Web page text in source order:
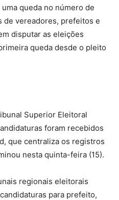
queda no número de
de vereadores, prefeitos e
disputar as eleições
queda desde o pleito
Superior Eleitoral
foram recebidos
que centraliza os registros
nesta quinta-feira (15).
regionais eleitorais
para prefeito,